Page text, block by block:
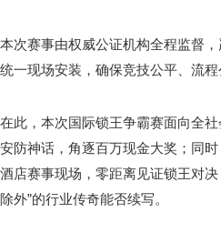
本次赛事由权威公证机构全程监督
统一现场安装，确保竞技公平、流
在此，本次国际锁王争霸赛面向全
安防神话，角逐百万现金大奖；同
酒店赛事现场，零距离见证锁王对
除外”的行业传奇能否续写。